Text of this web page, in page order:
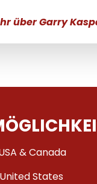
über Garry
& Canada
States